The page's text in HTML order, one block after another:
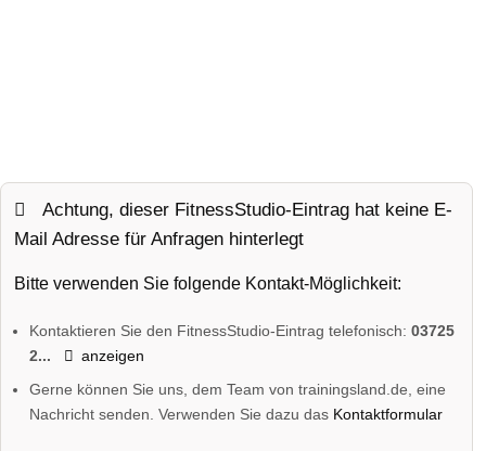
Achtung, dieser FitnessStudio-Eintrag hat keine E-
Mail Adresse für Anfragen hinterlegt
Bitte verwenden Sie folgende Kontakt-Möglichkeit:
Kontaktieren Sie den FitnessStudio-Eintrag telefonisch:03725
2...
anzeigen
Gerne können Sie uns, dem Team von trainingsland.de, eine
Nachricht senden. Verwenden Sie dazu das Kontaktformular